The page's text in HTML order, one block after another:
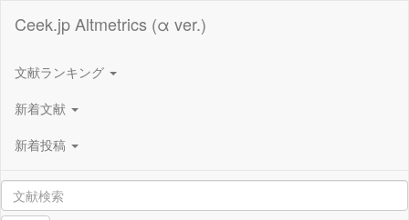
Ceek.jp Altmetrics (α ver.)
文献ランキング
新着文献
新着投稿